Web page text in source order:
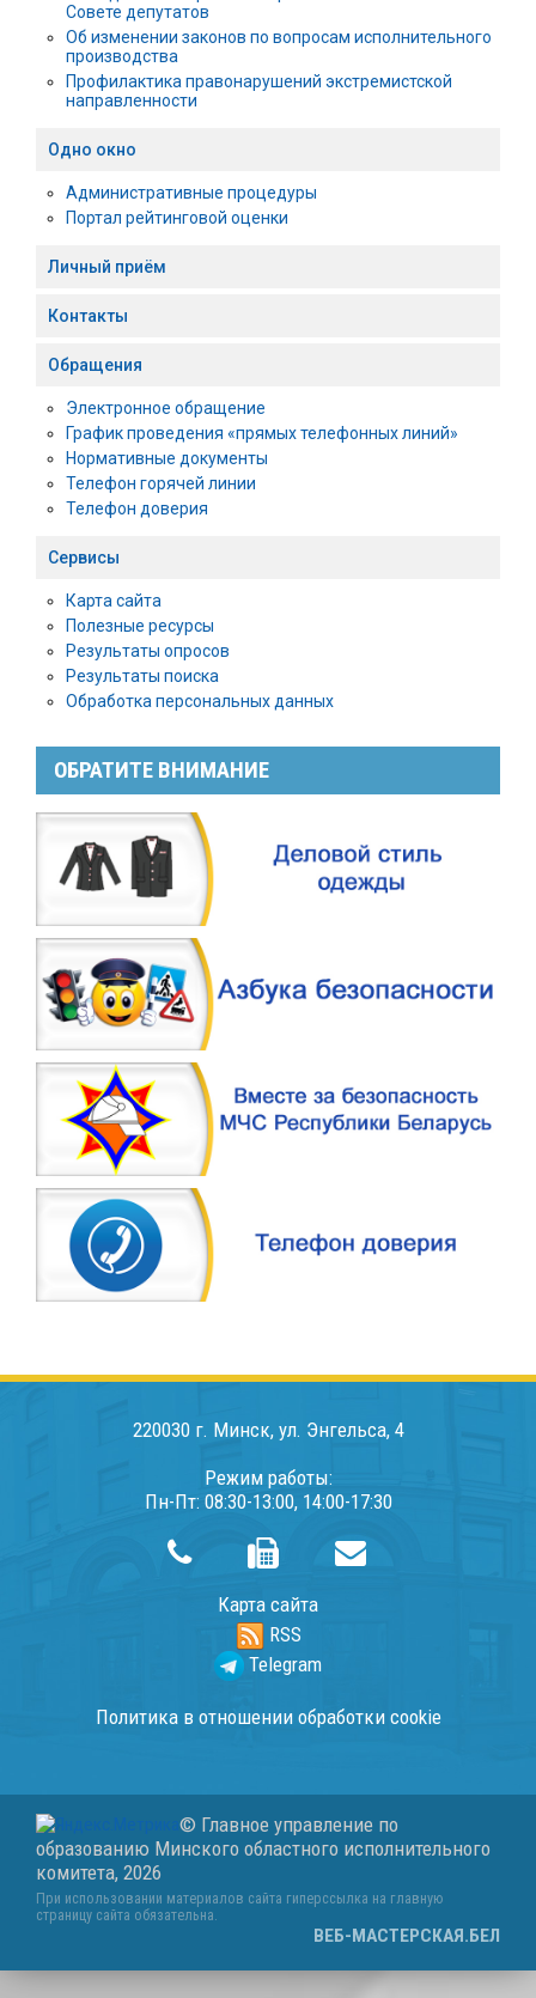
Совете депутатов
Об изменении законов по вопросам исполнительного
производства
Профилактика правонарушений экстремистской
направленности
Одно окно
Административные процедуры
Портал рейтинговой оценки
Личный приём
Контакты
Обращения
Электронное обращение
График проведения «прямых телефонных линий»
Нормативные документы
Телефон горячей линии
Телефон доверия
Сервисы
Карта сайта
Полезные ресурсы
Результаты опросов
Результаты поиска
Обработка персональных данных
ОБРАТИТЕ ВНИМАНИЕ
220030 г. Минск, ул. Энгельса, 4
Режим работы:
Пн-Пт: 08:30-13:00, 14:00-17:30
Карта сайта
RSS
Telegram
Политика в отношении обработки cookie
© Главное управление по
образованию Минского областного исполнительного
комитета, 2026
При использовании материалов сайта гиперссылка на главную
страницу сайта обязательна.
ВЕБ-МАСТЕРСКАЯ.БЕЛ